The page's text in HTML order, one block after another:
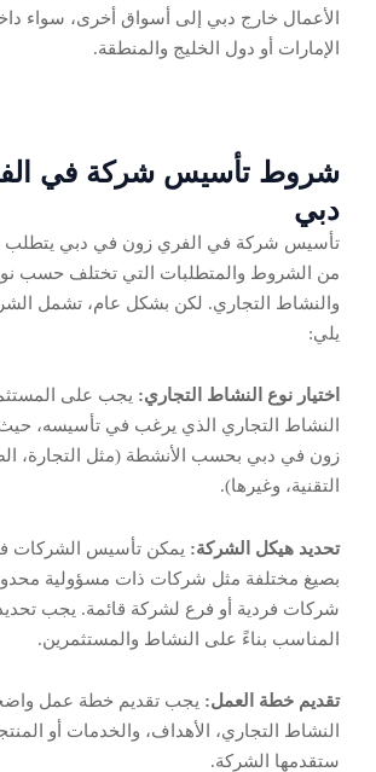
الأعمال خارج دبي إلى أسواق أخرى، سواء
الإمارات أو دول الخليج والمنطقة.
شروط تأسيس شركة في
دبي
تأسيس شركة في الفري زون في دبي يتطلب
من الشروط والمتطلبات التي تختلف حسب
والنشاط التجاري. لكن بشكل عام، تشمل
يلي:
اختيار نوع النشاط التجاري: يجب على
النشاط التجاري الذي يرغب في تأسيسه،
زون في دبي بحسب الأنشطة (مثل التجارة،
التقنية، وغيرها).
تحديد هيكل الشركة: يمكن تأسيس الشركات
شركات فردية أو فرع لشركة قائمة. يجب
المناسب بناءً على النشاط والمستثمرين.
تقديم خطة العمل: يجب تقديم خطة عمل
النشاط التجاري، الأهداف، والخدمات أو
ستقدمها الشركة.